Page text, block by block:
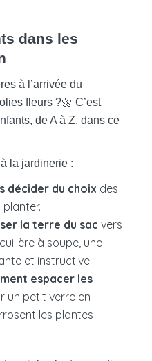
dans les
à l’arrivée du
fleurs ?🌼 C’est
de A à Z, dans ce
la jardinerie :
décider du choix des
la terre du sac vers
à soupe, une
et instructive.
espacer les
un petit verre en
les plantes